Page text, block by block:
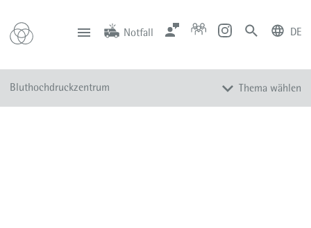
Notfall
Notfall Zentrale Anfahrt
DE
Bluthochdruckzentrum Thema wählen